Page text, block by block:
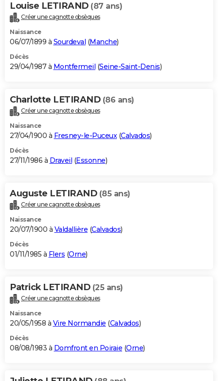
Louise LETIRAND (87 ans)
Créer une cagnotte obsèques
Naissance
06/07/1899 à Sourdeval (Manche)
Décès
29/04/1987 à Montfermeil (Seine-Saint-Denis)
Charlotte LETIRAND (86 ans)
Créer une cagnotte obsèques
Naissance
27/04/1900 à Fresney-le-Puceux(Calvados)
Décès
27/11/1986 à Draveil (Essonne)
Auguste LETIRAND (85 ans)
Créer une cagnotte obsèques
Naissance
20/07/1900 à Valdallière (Calvados)
Décès
01/11/1985 à Flers (Orne)
Patrick LETIRAND (25 ans)
Créer une cagnotte obsèques
Naissance
20/05/1958 à Vire Normandie (Calvados)
Décès
08/08/1983 à Domfront en Poiraie (Orne)